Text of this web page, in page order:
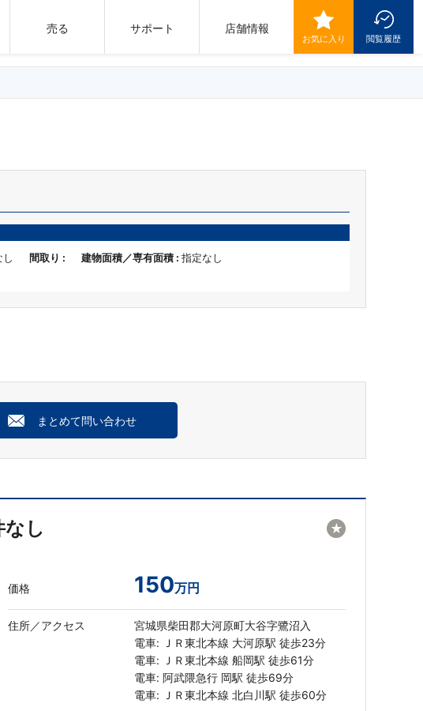
売る サポート 店舗情報
お気に入り 閲覧履歴
間取り : 建物面積／専有面積 : 指定なし
まとめて問い合わせ
し
価格 150万円
住所／アクセス
宮城県柴田郡大河原町大谷字鷺沼入
電車: ＪＲ東北本線 大河原駅 徒歩23分
電車: ＪＲ東北本線 船岡駅 徒歩61分
電車: 阿武隈急行 岡駅 徒歩69分
電車: ＪＲ東北本線 北白川駅 徒歩60分
★